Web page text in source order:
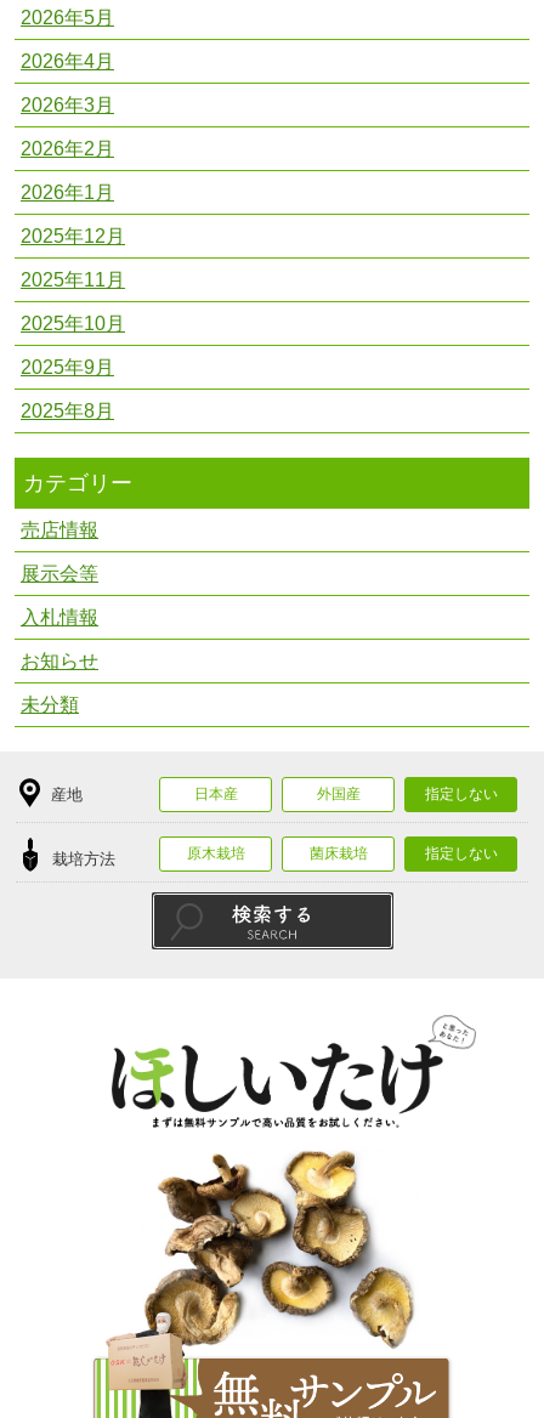
2026年5月
2026年4月
2026年3月
2026年2月
2026年1月
2025年12月
2025年11月
2025年10月
2025年9月
2025年8月
カテゴリー
売店情報
展示会等
入札情報
お知らせ
未分類
産地 日本産 外国産 指定しない
栽培方法 原木栽培 菌床栽培 指定しない